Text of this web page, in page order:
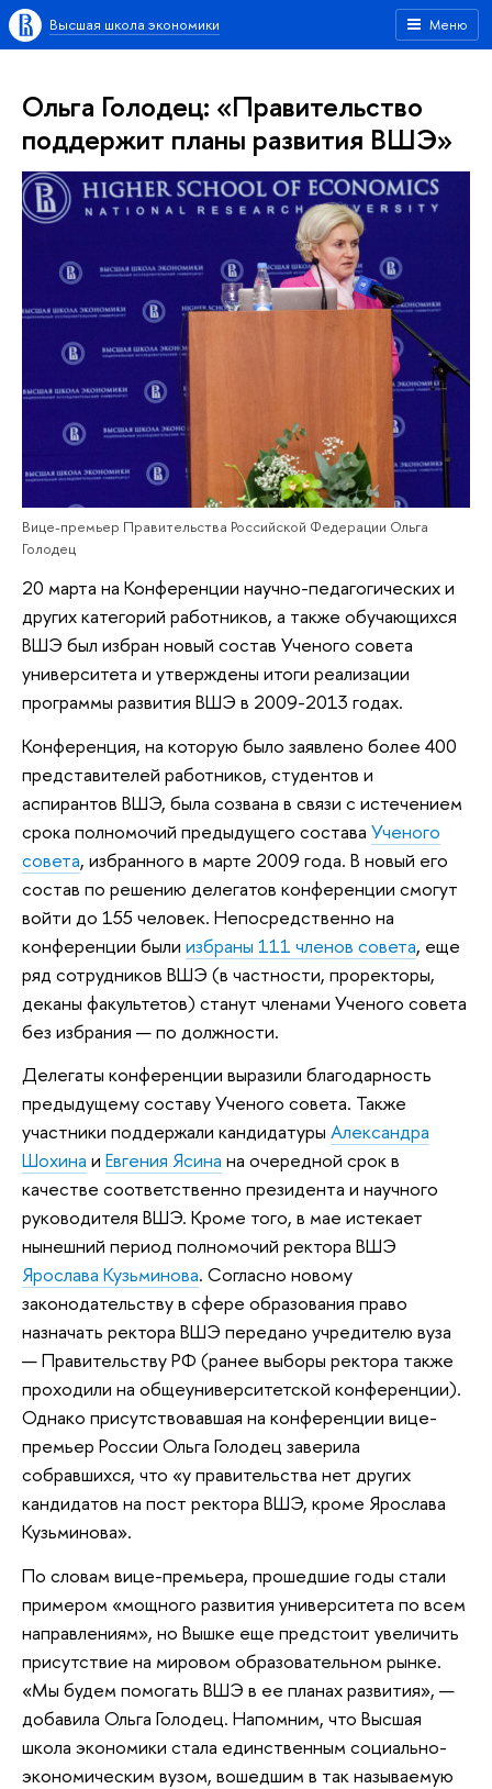
Меню
Высшая школа экономики
Ольга Голодец: «Правительство
поддержит планы развития ВШЭ»
Вице-премьер Правительства Российской Федерации Ольга
Голодец
20 марта на Конференции научно-педагогических и
других категорий работников, а также обучающихся
ВШЭ был избран новый состав Ученого совета
университета и утверждены итоги реализации
программы развития ВШЭ в 2009-2013 годах.
Конференция, на которую было заявлено более 400
представителей работников, студентов и
аспирантов ВШЭ, была созвана в связи с истечением
срока полномочий предыдущего состава Ученого
совета, избранного в марте 2009 года. В новый его
состав по решению делегатов конференции смогут
войти до 155 человек. Непосредственно на
конференции были избраны 111 членов совета, еще
ряд сотрудников ВШЭ (в частности, проректоры,
деканы факультетов) станут членами Ученого совета
без избрания — по должности.
Делегаты конференции выразили благодарность
предыдущему составу Ученого совета. Также
участники поддержали кандидатуры Александра
Шохина и Евгения Ясина на очередной срок в
качестве соответственно президента и научного
руководителя ВШЭ. Кроме того, в мае истекает
нынешний период полномочий ректора ВШЭ
Ярослава Кузьминова. Согласно новому
законодательству в сфере образования право
назначать ректора ВШЭ передано учредителю вуза
— Правительству РФ (ранее выборы ректора также
проходили на общеуниверситетской конференции).
Однако присутствовавшая на конференции вице-
премьер России Ольга Голодец заверила
собравшихся, что «у правительства нет других
кандидатов на пост ректора ВШЭ, кроме Ярослава
Кузьминова».
По словам вице-премьера, прошедшие годы стали
примером «мощного развития университета по всем
направлениям», но Вышке еще предстоит увеличить
присутствие на мировом образовательном рынке.
«Мы будем помогать ВШЭ в ее планах развития», —
добавила Ольга Голодец. Напомним, что Высшая
школа экономики стала единственным социально-
экономическим вузом, вошедшим в так называемую